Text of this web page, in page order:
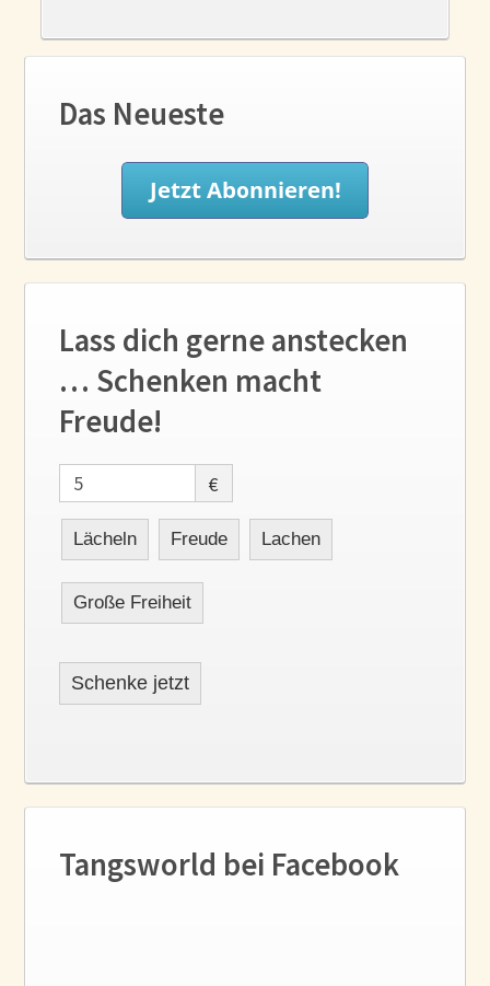
Das Neueste
Lass dich gerne anstecken
… Schenken macht
Freude!
€
Lächeln Freude Lachen
Große Freiheit
Schenke jetzt
Tangsworld bei Facebook